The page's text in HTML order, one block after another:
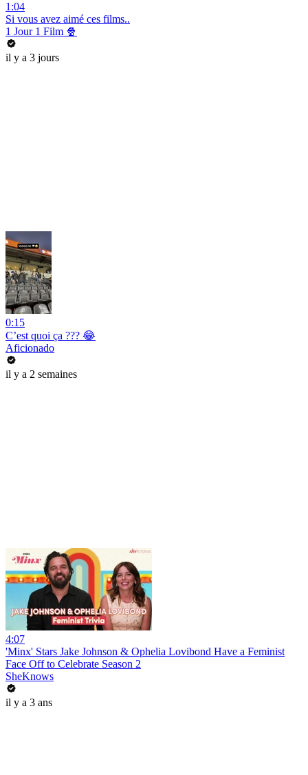
1:04
Si vous avez aimé ces films..
1 Jour 1 Film 🍿
il y a 3 jours
0:15
C’est quoi ça ??? 😂
Aficionado
il y a 2 semaines
4:07
'Minx' Stars Jake Johnson & Ophelia Lovibond Have a Feminist
Face Off to Celebrate Season 2
SheKnows
il y a 3 ans